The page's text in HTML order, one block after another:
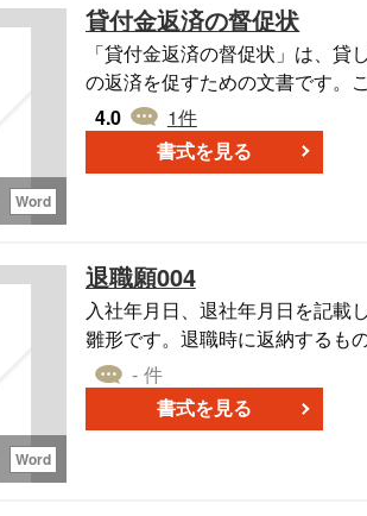
Word
貸付金返済の督促状
「貸付金返済の督促状」は、貸
の返済を促すための文書です。
した金額に対する返済が滞って
り手に対して返済の履行を促す
要な手段です。 督促状には、未
確な情報提供と債務者に対する
れます。テンプレートを活用し
を図ることができます。
4.0 1件
書式を見る
Word
退職願004
入社年月日、退社年月日を記載
雛形です。退職時に返納するも
れています。退職理由を添えて
- 件
書式を見る